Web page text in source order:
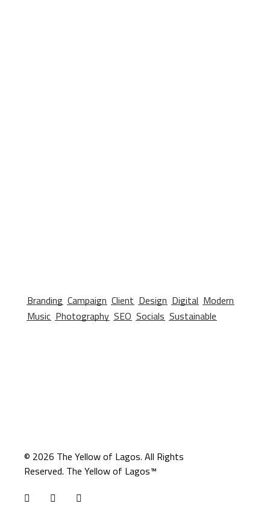
Branding Campaign Client Design Digital Modern
Music Photography SEO Socials Sustainable
© 2026 The Yellow of Lagos. All Rights
Reserved. The Yellow of Lagos™